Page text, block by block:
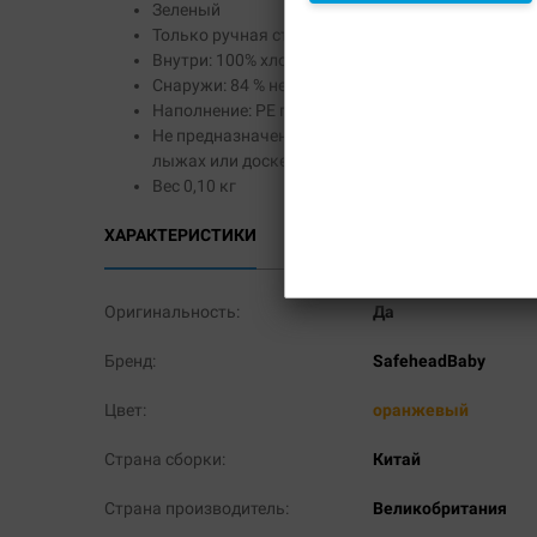
Зеленый
Только ручная стирка в слабом мыльном
Внутри: 100% хлопок
Снаружи: 84 % нейлон, 16% спандекс
Наполнение: PE пена
Не предназначен для использования во время
лыжах или доске
Вес 0,10 кг
ХАРАКТЕРИСТИКИ
Оригинальность: Да
Бренд: SafeheadBaby
Цвет: оранжевый
Страна сборки: Китай
Страна производитель: Великобритания